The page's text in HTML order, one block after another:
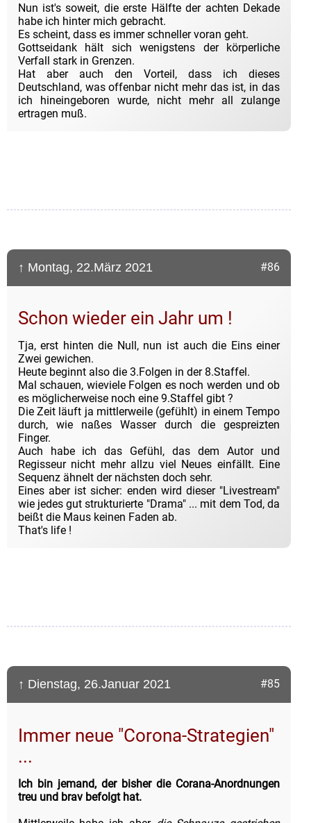
Nun ist's soweit, die erste Hälfte der achten Dekade
habe ich hinter mich gebracht.
Es scheint, dass es immer schneller voran geht.
Gottseidank hält sich wenigstens der körperliche
Verfall stark in Grenzen.
Hat aber auch den Vorteil, dass ich dieses
Deutschland, was offenbar nicht mehr das ist, in das
ich hineingeboren wurde, nicht mehr all zulange
ertragen muß.
↑ Montag, 22.März 2021 #86
Schon wieder ein Jahr um !
Tja, erst hinten die Null, nun ist auch die Eins einer
Zwei gewichen.
Heute beginnt also die 3.Folgen in der 8.Staffel.
Mal schauen, wieviele Folgen es noch werden und ob
es möglicherweise noch eine 9.Staffel gibt ?
Die Zeit läuft ja mittlerweile (gefühlt) in einem Tempo
durch, wie naßes Wasser durch die gespreizten
Finger.
Auch habe ich das Gefühl, das dem Autor und
Regisseur nicht mehr allzu viel Neues einfällt. Eine
Sequenz ähnelt der nächsten doch sehr.
Eines aber ist sicher: enden wird dieser "Livestream"
wie jedes gut strukturierte "Drama" ... mit dem Tod, da
beißt die Maus keinen Faden ab.
That's life !
↑ Dienstag, 26.Januar 2021 #85
Immer neue "Corona-Strategien"
...
Ich bin jemand, der bisher die Corana-Anordnungen
treu und brav befolgt hat.